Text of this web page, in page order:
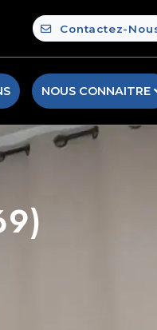
Contactez-
NOUS CONNAITRE